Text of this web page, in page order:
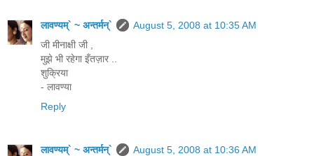
लावण्यम्` ~ अन्तर्मन्`
August 5, 2008 at 10:35 AM
जी मीनाक्षी जी ,
मुझे भी रहेगा इँतज़ार ..
शुक्रिया
- लावण्या
Reply
लावण्यम्` ~ अन्तर्मन्`
August 5, 2008 at 10:36 AM